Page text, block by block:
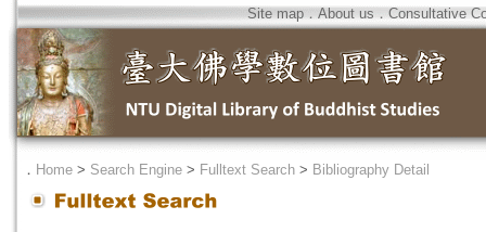
Site map．About us ． Consultative
． Home > Search Engine > Fulltext Search > Bibliography Detail